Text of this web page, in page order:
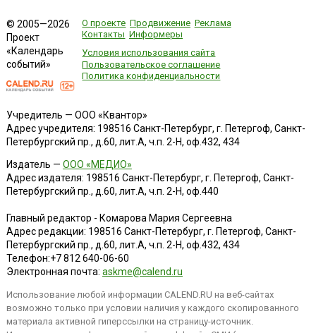
© 2005—2026
Проект
«Календарь
событий»
О проекте Продвижение Реклама
Контакты Информеры
Условия использования сайта
Пользовательское соглашение
Политика конфиденциальности
Учредитель — ООО «Квантор»
Адрес учредителя: 198516 Санкт-Петербург, г. Петергоф, Санкт-
Петербургский пр., д.60, лит.А, ч.п. 2-Н, оф.432, 434
Издатель — ООО «МЕДИО»
Адрес издателя: 198516 Санкт-Петербург, г. Петергоф, Санкт-
Петербургский пр., д.60, лит.А, ч.п. 2-Н, оф.440
Главный редактор - Комарова Мария Сергеевна
Адрес редакции: 198516 Санкт-Петербург, г. Петергоф, Санкт-
Петербургский пр., д.60, лит.А, ч.п. 2-Н, оф.432, 434
Телефон:+7 812 640-06-60
Электронная почта: askme@calend.ru
Использование любой информации CALEND.RU на веб-сайтах
возможно только при условии наличия у каждого скопированного
материала активной гиперссылки на страницу-источник.